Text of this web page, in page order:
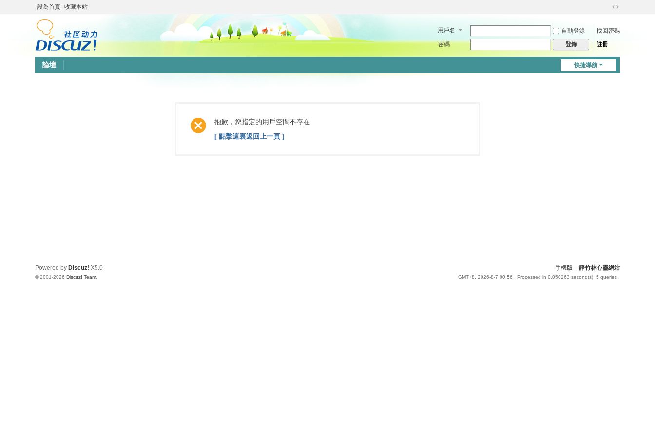
設為首頁 收藏本站
切
到
用戶名 自動登錄
找回密碼
密碼
登錄 註冊
快捷導航
論壇
抱歉，您指定的用戶空間不存在
[ 點擊這裏返回上一頁 ]
手機版 靜竹林心靈網站
GMT+8, 2026-8-7 00:56 , Processed in 0.050263 second(s), 5 queries .
Powered by Discuz! X5.0
© 2001-2026 Discuz! Team